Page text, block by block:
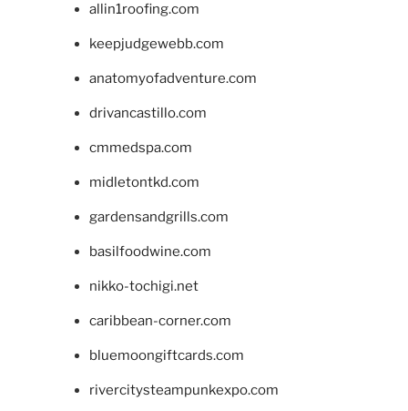
allin1roofing.com
keepjudgewebb.com
anatomyofadventure.com
drivancastillo.com
cmmedspa.com
midletontkd.com
gardensandgrills.com
basilfoodwine.com
nikko-tochigi.net
caribbean-corner.com
bluemoongiftcards.com
rivercitysteampunkexpo.com